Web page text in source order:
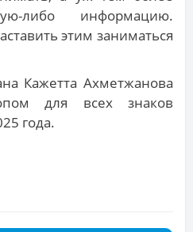
либо информацию.
этим заниматься
Кажетта Ахметжанова
для всех знаков
года.